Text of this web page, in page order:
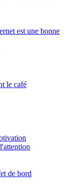
est une bonne
le café
de bord